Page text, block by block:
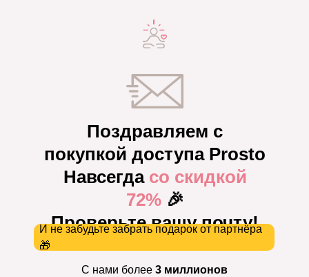
С нами более 3 миллионов
Поздравляем с
покупкой доступа Prosto
Навсегда со скидкой
72%🎉
Проверьте вашу почту!
И не забудьте забрать подарок от партнёра
🎁